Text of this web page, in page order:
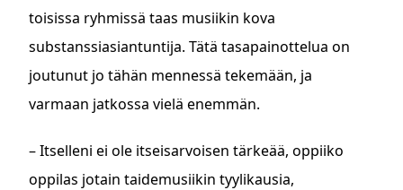
toisissa ryhmissä taas musiikin kova
substanssiasiantuntija. Tätä tasapainottelua on
joutunut jo tähän mennessä tekemään, ja
varmaan jatkossa vielä enemmän.
– Itselleni ei ole itseisarvoisen tärkeää, oppiiko
oppilas jotain taidemusiikin tyylikausia,